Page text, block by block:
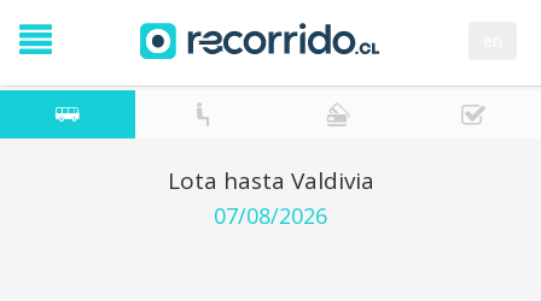
Lota hasta Valdivia
07/08/2026